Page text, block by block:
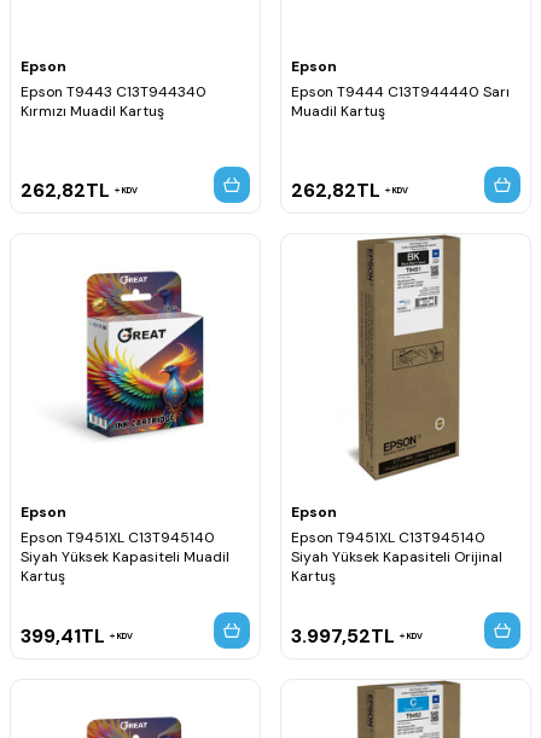
Epson
Epson T9443 C13T944340
Kırmızı Muadil Kartuş
262,82TL KDV
Epson
Epson T9444 C13T944440 Sarı
Muadil Kartuş
262,82TL KDV
Epson
Epson T9451XL C13T945140
Siyah Yüksek Kapasiteli Muadil
Kartuş
399,41TL KDV
Epson
Epson T9451XL C13T945140
Siyah Yüksek Kapasiteli Orijinal
Kartuş
3.997,52TL KDV